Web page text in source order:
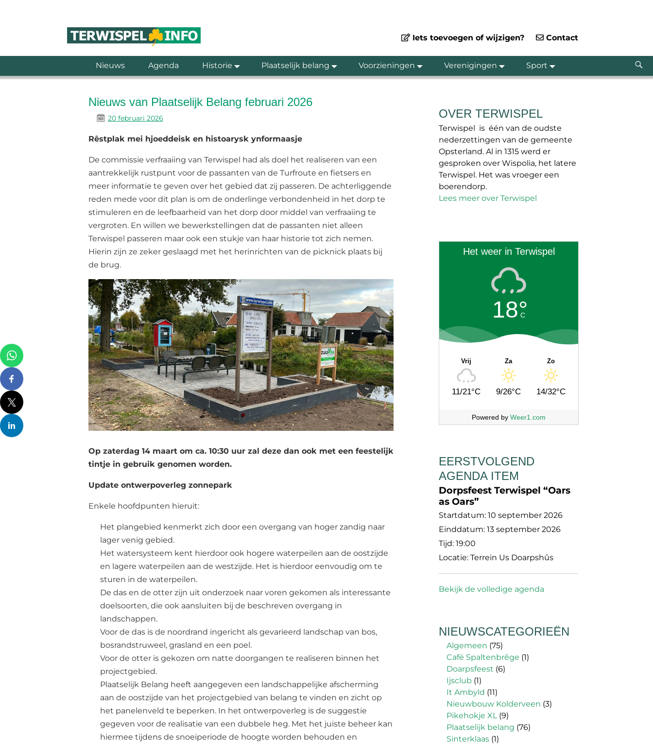
Iets toevoegen of wijzigen? Contact
Nieuws Agenda Historie Plaatselijk belang Voorzieningen Verenigingen Sport
Nieuws van Plaatselijk Belang februari 2026
20 februari 2026
Rêstplak mei hjoeddeisk en histoarysk ynformaasje
De commissie verfraaiing van Terwispel had als doel het realiseren van een
aantrekkelijk rustpunt voor de passanten van de Turfroute en fietsers en
meer informatie te geven over het gebied dat zij passeren. De achterliggende
reden mede voor dit plan is om de onderlinge verbondenheid in het dorp te
stimuleren en de leefbaarheid van het dorp door middel van verfraaiing te
vergroten. En willen we bewerkstellingen dat de passanten niet alleen
Terwispel passeren maar ook een stukje van haar historie tot zich nemen.
Hierin zijn ze zeker geslaagd met het herinrichten van de picknick plaats bij
de brug.
Op zaterdag 14 maart om ca. 10:30 uur zal deze dan ook met een feestelijk
tintje in gebruik genomen worden.
Update ontwerpoverleg zonnepark
Enkele hoofdpunten hieruit:
Het plangebied kenmerkt zich door een overgang van hoger zandig naar
lager venig gebied.
Het watersysteem kent hierdoor ook hogere waterpeilen aan de oostzijde
en lagere waterpeilen aan de westzijde. Het is hierdoor eenvoudig om te
sturen in de waterpeilen.
De das en de otter zijn uit onderzoek naar voren gekomen als interessante
doelsoorten, die ook aansluiten bij de beschreven overgang in
landschappen.
Voor de das is de noordrand ingericht als gevarieerd landschap van bos,
bosrandstruweel, grasland en een poel.
Voor de otter is gekozen om natte doorgangen te realiseren binnen het
projectgebied.
Plaatselijk Belang heeft aangegeven een landschappelijke afscherming
aan de oostzijde van het projectgebied van belang te vinden en zicht op
het panelenveld te beperken. In het ontwerpoverleg is de suggestie
gegeven voor de realisatie van een dubbele heg. Met het juiste beheer kan
hiermee tijdens de snoeiperiode de hoogte worden behouden en
OVER TERWISPEL
Terwispel is één van de oudste
nederzettingen van de gemeente
Opsterland. Al in 1315 werd er
gesproken over Wispolia, het latere
Terwispel. Het was vroeger een
boerendorp.
Lees meer over Terwispel
Het weer in Terwispel
18°
C
Vrij
11/21°C
Za
9/26°C
Zo
14/32°C
Powered by Weer1.com
EERSTVOLGEND
AGENDA ITEM
Dorpsfeest Terwispel “Oars
as Oars”
Startdatum: 10 september 2026
Einddatum: 13 september 2026
Tijd: 19:00
Locatie: Terrein Us Doarpshûs
Bekijk de volledige agenda
NIEUWSCATEGORIEËN
Algemeen (75)
Café Spaltenbrêge (1)
Doarpsfeest (6)
Ijsclub (1)
It Ambyld (11)
Nieuwbouw Kolderveen (3)
Pikehokje XL(9)
Plaatselijk belang (76)
Sinterklaas (1)